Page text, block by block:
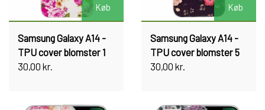
Køb
Samsung Galaxy A14 -
TPU cover blomster 1
30,00 kr.
Køb
Samsung Galaxy A14 -
TPU cover blomster 5
30,00 kr.